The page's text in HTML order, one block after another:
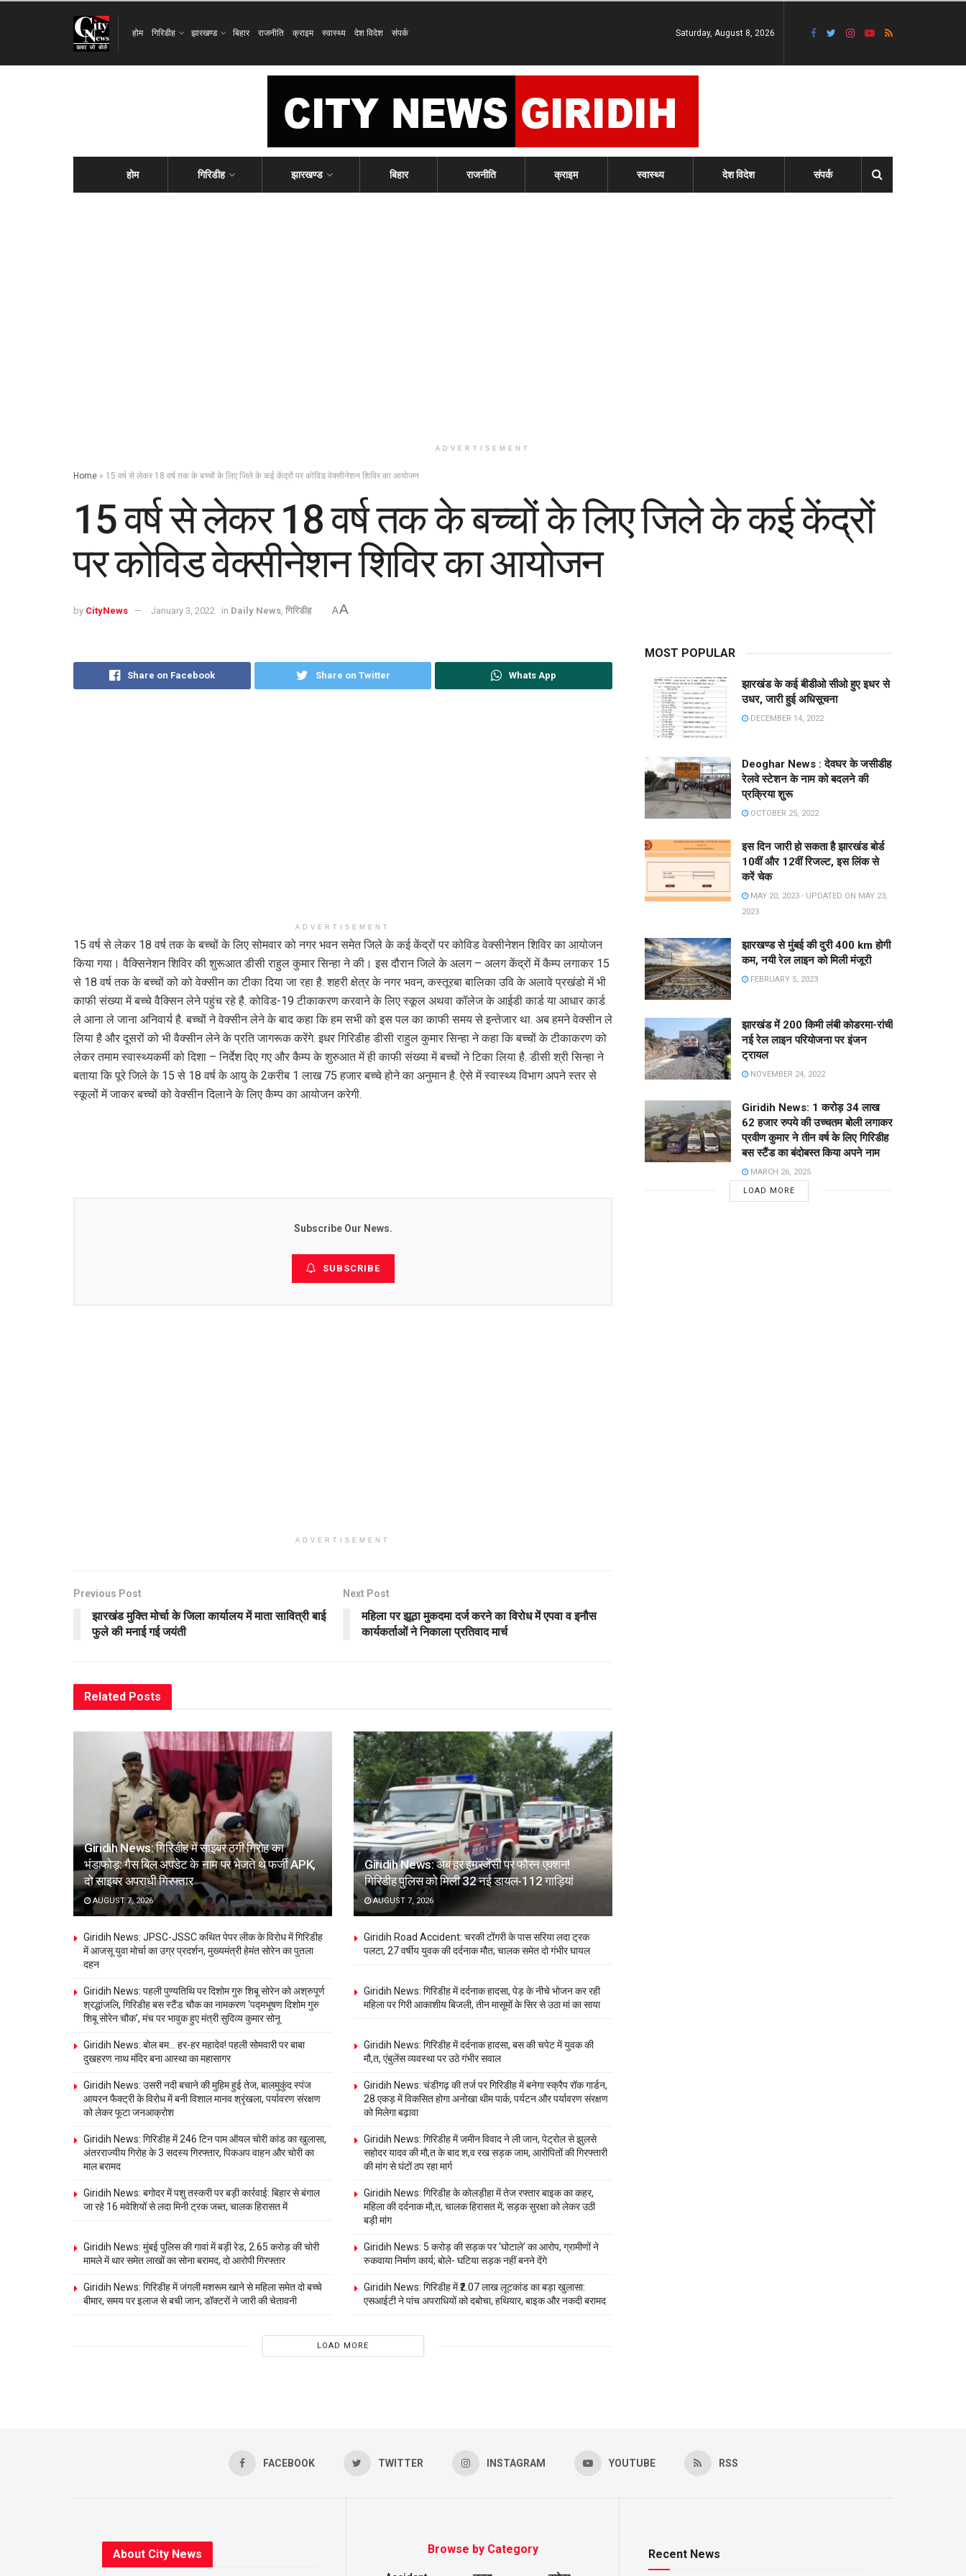
होम गिरिडीह झारखण्ड बिहार राजनीति क्राइम स्वास्थ्य देश विदेश संपर्क Saturday, August 8, 2026
होम गिरिडीह झारखण्ड बिहार राजनीति क्राइम स्वास्थ्य देश विदेश संपर्क
ADVERTISEMENT
Home » 15 वर्ष से लेकर 18 वर्ष तक के बच्चों के लिए जिले के कई केंद्रों पर कोविड वेक्सीनेशन शिविर का आयोजन
15 वर्ष से लेकर 18 वर्ष तक के बच्चों के लिए जिले के कई केंद्रों
पर कोविड वेक्सीनेशन शिविर का आयोजन
by CityNews January 3, 2022 in Daily News, गिरिडीह AA
Share on Facebook Share on Twitter Whats App
ADVERTISEMENT
15 वर्ष से लेकर 18 वर्ष तक के बच्चों के लिए सोमवार को नगर भवन समेत जिले के कई केंद्रों पर कोविड वेक्सीनेशन शिविर का आयोजन
किया गया। वैक्सिनेशन शिविर की शुरूआत डीसी राहुल कुमार सिन्हा ने की। इस दौरान जिले के अलग – अलग केंद्रों में कैम्प लगाकर 15
से 18 वर्ष तक के बच्चों को को वेक्सीन का टीका दिया जा रहा है. शहरी क्षेत्र के नगर भवन, कस्तूरबा बालिका उवि के अलावे प्रखंडो में भी
काफी संख्या में बच्चे वैक्सिन लेने पहुंच रहे है. कोविड-19 टीकाकरण करवाने के लिए स्कूल अथवा कॉलेज के आईडी कार्ड या आधार कार्ड
ले आना ले जाना अनिवार्य है. बच्चों ने वेक्सीन लेने के बाद कहा कि हम सभी को इस पल का काफी समय से इन्तेजार था. अब हमने वेक्सीन ले
लिया है और दूसरों को भी वैक्सीन लेने के प्रति जागरूक करेंगे. इधर गिरिडीह डीसी राहुल कुमार सिन्हा ने कहा कि बच्चों के टीकाकरण को
लेकर तमाम स्वास्थ्यकर्मी को दिशा – निर्देश दिए गए और कैम्प के शुरुआत में ही काफी संख्या में बच्चों ने टिका लिया है. डीसी श्री सिन्हा ने
बताया कि पूरे जिले के 15 से 18 वर्ष के आयु के 2करीब 1 लाख 75 हजार बच्चे होने का अनुमान है. ऐसे में स्वास्थ्य विभाग अपने स्तर से
स्कूलों में जाकर बच्चों को वेक्सीन दिलाने के लिए कैम्प का आयोजन करेगी.
Subscribe Our News.
SUBSCRIBE
ADVERTISEMENT
Previous Post
झारखंड मुक्ति मोर्चा के जिला कार्यालय में माता सावित्री बाई
फुले की मनाई गई जयंती
Next Post
महिला पर झूठा मुकदमा दर्ज करने का विरोध में एपवा व इनौस
कार्यकर्ताओं ने निकाला प्रतिवाद मार्च
Related Posts
Giridih News: गिरिडीह में साइबर ठगी गिरोह का
भंडाफोड़: गैस बिल अपडेट के नाम पर भेजते थे फर्जी APK,
दो साइबर अपराधी गिरफ्तार
AUGUST 7, 2026
Giridih News: अब हर इमरजेंसी पर फौरन एक्शन!
गिरिडीह पुलिस को मिली 32 नई डायल-112 गाड़ियां
AUGUST 7, 2026
Giridih News: JPSC-JSSC कथित पेपर लीक के विरोध में गिरिडीह
में आजसू युवा मोर्चा का उग्र प्रदर्शन, मुख्यमंत्री हेमंत सोरेन का पुतला
दहन
Giridih Road Accident: चरकी टोंगरी के पास सरिया लदा ट्रक
पलटा, 27 वर्षीय युवक की दर्दनाक मौत; चालक समेत दो गंभीर घायल
Giridih News: पहली पुण्यतिथि पर दिशोम गुरु शिबू सोरेन को अश्रुपूर्ण
श्रद्धांजलि, गिरिडीह बस स्टैंड चौक का नामकरण ‘पद्मभूषण दिशोम गुरु
शिबू सोरेन चौक’, मंच पर भावुक हुए मंत्री सुदिव्य कुमार सोनू
Giridih News: गिरिडीह में दर्दनाक हादसा, पेड़ के नीचे भोजन कर रही
महिला पर गिरी आकाशीय बिजली, तीन मासूमों के सिर से उठा मां का साया
Giridih News: बोल बम… हर-हर महादेव! पहली सोमवारी पर बाबा
दुखहरण नाथ मंदिर बना आस्था का महासागर
Giridih News: गिरिडीह में दर्दनाक हादसा, बस की चपेट में युवक की
मौ,त, एंबुलेंस व्यवस्था पर उठे गंभीर सवाल
Giridih News: उसरी नदी बचाने की मुहिम हुई तेज, बालमुकुंद स्पंज
आयरन फैक्ट्री के विरोध में बनी विशाल मानव श्रृंखला, पर्यावरण संरक्षण
को लेकर फूटा जनआक्रोश
Giridih News: चंडीगढ़ की तर्ज पर गिरिडीह में बनेगा स्क्रैप रॉक गार्डन,
28 एकड़ में विकसित होगा अनोखा थीम पार्क, पर्यटन और पर्यावरण संरक्षण
को मिलेगा बढ़ावा
Giridih News: गिरिडीह में 246 टिन पाम ऑयल चोरी कांड का खुलासा,
अंतरराज्यीय गिरोह के 3 सदस्य गिरफ्तार, पिकअप वाहन और चोरी का
माल बरामद
Giridih News: गिरिडीह में जमीन विवाद ने ली जान, पेट्रोल से झुलसे
सहोदर यादव की मौ,त के बाद श,व रख सड़क जाम, आरोपितों की गिरफ्तारी
की मांग से घंटों ठप रहा मार्ग
Giridih News: बगोदर में पशु तस्करी पर बड़ी कार्रवाई: बिहार से बंगाल
जा रहे 16 मवेशियों से लदा मिनी ट्रक जब्त, चालक हिरासत में
Giridih News: गिरिडीह के कोलड़ीहा में तेज रफ्तार बाइक का कहर,
महिला की दर्दनाक मौ,त, चालक हिरासत में; सड़क सुरक्षा को लेकर उठी
बड़ी मांग
Giridih News: मुंबई पुलिस की गावां में बड़ी रेड, 2.65 करोड़ की चोरी
मामले में थार समेत लाखों का सोना बरामद, दो आरोपी गिरफ्तार
Giridih News: 5 करोड़ की सड़क पर ‘घोटाले’ का आरोप, ग्रामीणों ने
रुकवाया निर्माण कार्य; बोले- घटिया सड़क नहीं बनने देंगे
Giridih News: गिरिडीह में जंगली मशरूम खाने से महिला समेत दो बच्चे
बीमार, समय पर इलाज से बची जान; डॉक्टरों ने जारी की चेतावनी
Giridih News: गिरिडीह में ₹2.07 लाख लूटकांड का बड़ा खुलासा:
एसआईटी ने पांच अपराधियों को दबोचा, हथियार, बाइक और नकदी बरामद
LOAD MORE
MOST POPULAR
झारखंड के कई बीडीओ सीओ हुए इधर से
उधर, जारी हुई अधिसूचना
DECEMBER 14, 2022
Deoghar News : देवघर के जसीडीह
रेलवे स्टेशन के नाम को बदलने की
प्रक्रिया शुरू
OCTOBER 25, 2022
इस दिन जारी हो सकता है झारखंड बोर्ड
10वीं और 12वीं रिजल्ट, इस लिंक से
करें चेक
MAY 20, 2023 - UPDATED ON MAY 23,
2023
झारखण्ड से मुंबई की दुरी 400 km होगी
कम, नयी रेल लाइन को मिली मंजूरी
FEBRUARY 5, 2023
झारखंड में 200 किमी लंबी कोडरमा-रांची
नई रेल लाइन परियोजना पर इंजन
ट्रायल
NOVEMBER 24, 2022
Giridih News: 1 करोड़ 34 लाख
62 हजार रुपये की उच्चतम बोली लगाकर
प्रवीण कुमार ने तीन वर्ष के लिए गिरिडीह
बस स्टैंड का बंदोबस्त किया अपने नाम
MARCH 26, 2025
LOAD MORE
FACEBOOK TWITTER INSTAGRAM YOUTUBE RSS
About City News Browse by Category Recent News